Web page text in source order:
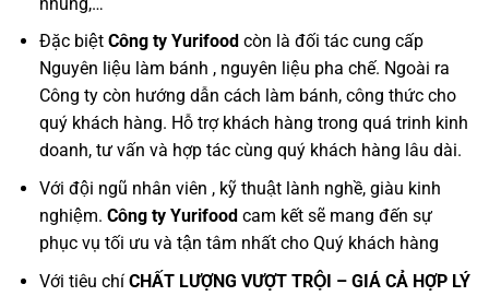
Đặc biệt Công ty Yurifood còn là đối tác cung cấp
Nguyên liệu làm bánh , nguyên liệu pha chế. Ngoài ra
Công ty còn hướng dẫn cách làm bánh, công thức cho
quý khách hàng. Hỗ trợ khách hàng trong quá trinh kinh
doanh, tư vấn và hợp tác cùng quý khách hàng lâu dài.
Với đội ngũ nhân viên , kỹ thuật lành nghề, giàu kinh
nghiệm. Công ty Yurifoodcam kết sẽ mang đến sự
phục vụ tối ưu và tận tâm nhất cho Quý khách hàng
Với tiêu chí CHẤT LƯỢNG VƯỢT TRỘI – GIÁ CẢ HỢP LÝ